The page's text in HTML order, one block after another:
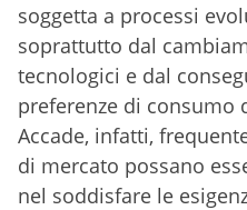
soggetta a processi
soprattutto dal
tecnologici e dal
preferenze di consumo
Accade, infatti,
di mercato possano
nel soddisfare le